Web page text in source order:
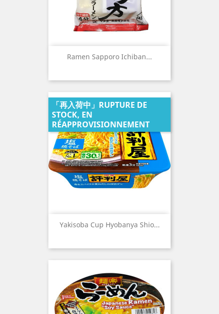
Ramen Sapporo Ichiban...
Yakisoba Cup Hyobanya Shio...
「再入荷中」RUPTURE DE
STOCK, EN
RÉAPPROVISIONNEMENT